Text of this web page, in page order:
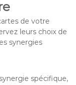
de votre
leurs choix de
synergies
spécifique,